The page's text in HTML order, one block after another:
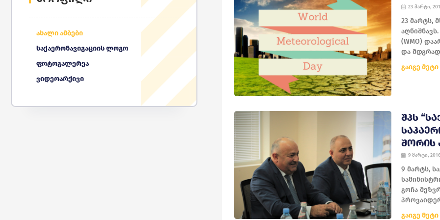
ახალი ამბები
საქაერონავიგაციის ლოგო
ფოტოგალერეა
ვიდეოარქივი
23 მარტი,
23 მარტს,
(WMO)
და
გაიგე მეტი
ᲨᲞᲡ
ᲨᲝᲠᲘᲡ
9 მარტი,
9 მარტს,
გოჩა
გაიგე მეტი